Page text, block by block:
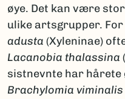
øye. Det kan være
ulike artsgrupper.
adusta (Xyleninae)
Lacanobia thalassina
sistnevnte har hårete
Brachylomia viminalis